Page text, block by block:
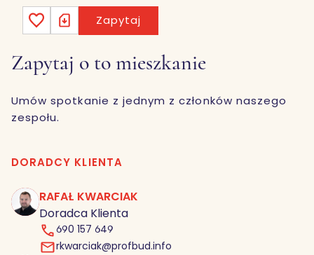
Zapytaj
Zapytaj o to mieszkanie
Umów spotkanie z jednym z członków naszego
zespołu.
DORADCY KLIENTA
RK
RAFAŁ KWARCIAK
Doradca Klienta
690 157 649
rkwarciak@profbud.info